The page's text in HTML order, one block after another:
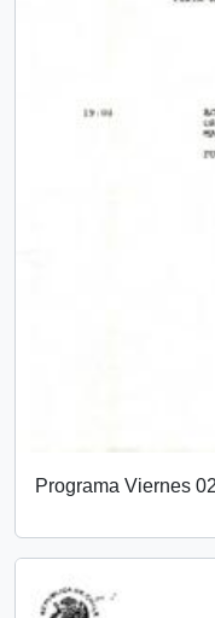
Programa Viernes